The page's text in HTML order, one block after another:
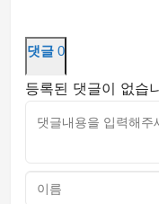
댓글 0
등록된 댓글이 없습